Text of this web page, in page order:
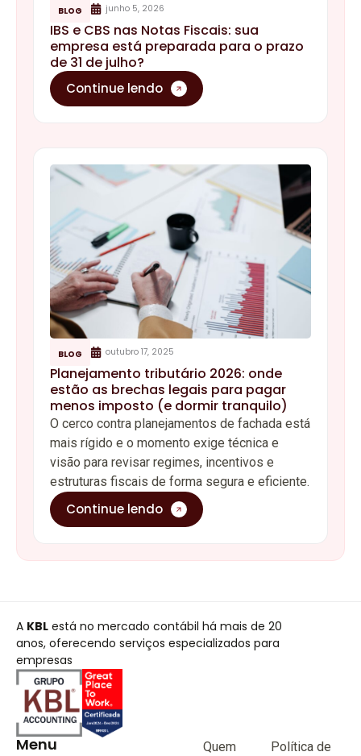
BLOG junho 5, 2026
IBS e CBS nas Notas Fiscais: sua
empresa está preparada para o prazo
de 31 de julho?
Continue lendo
BLOG outubro 17, 2025
Planejamento tributário 2026: onde
estão as brechas legais para pagar
menos imposto (e dormir tranquilo)
O cerco contra planejamentos de fachada está
mais rígido e o momento exige técnica e
visão para revisar regimes, incentivos e
estruturas fiscais de forma segura e eficiente.
Continue lendo
A KBL está no mercado contábil há mais de 20
anos, oferecendo serviços especializados para
empresas
Menu
Quem
Política de